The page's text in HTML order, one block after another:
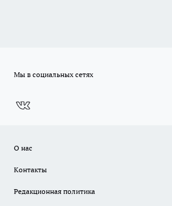
Мы в социальных сетях
О нас
Контакты
Редакционная политика